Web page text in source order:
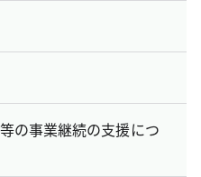
の事業継続の支援につ